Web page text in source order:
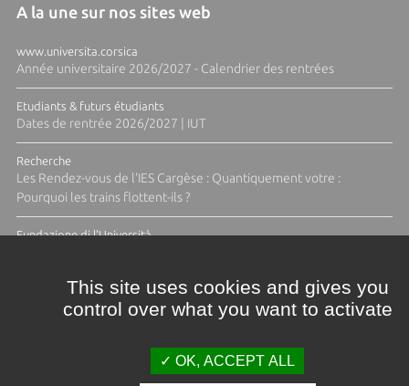
A la une sur nos sites web
www.universita.corsica
Année universitaire 2026/2027 - Calendrier des rentrées
Etudiants & futurs étudiants
Dates de rentrée 2026/2027 | IUT
Recherche
Les Rendez-vous de l'IES Cargèse : Quantiquement votre :
Pourquoi les trains flottent-ils ?
Fundazione di l'Università
This site uses cookies and gives you
control over what you want to activate
OK, ACCEPT ALL